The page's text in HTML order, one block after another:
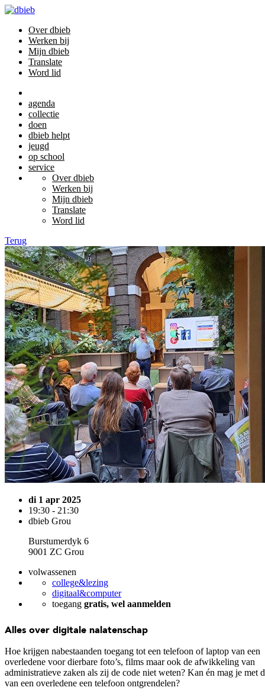
Over dbieb
Werken bij
Mijn dbieb
Translate
Word lid
agenda
collectie
doen
dbieb helpt
jeugd
op school
service
Over dbieb
Werken bij
Mijn dbieb
Translate
Word lid
Terug
di 1 apr 2025
19:30 - 21:30
dbieb Grou
Burstumerdyk 6
9001 ZC Grou
volwassenen
college&lezing
digitaal&computer
toegang gratis, wel aanmelden
Alles over digitale nalatenschap
Hoe krijgen nabestaanden toegang tot een telefoon of laptop van een
overledene voor dierbare foto’s, films maar ook de afwikkeling van
administratieve zaken als zij de code niet weten? Kan én mag je met
van een overledene een telefoon ontgrendelen?